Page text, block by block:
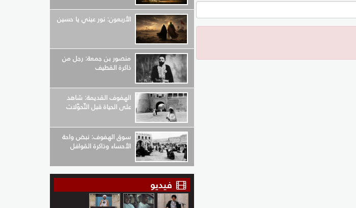
الأربعون: نور عيني يا حسين
منصور بن جمعة: رجل من
ذاكرة القطيف
الهفوف القديمة: شاهد
على الحياة قبل التّحوّلات
سوق الهفوف: نبض واحة
الأحساء وذاكرة القوافل
فيديو